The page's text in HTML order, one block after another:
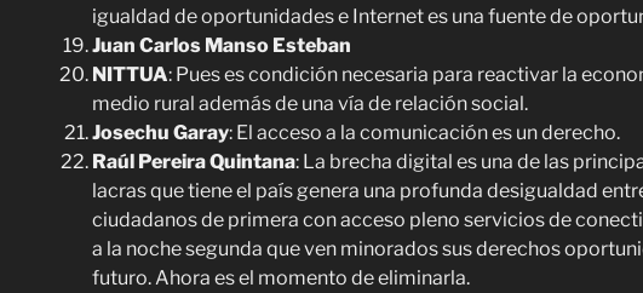
igualdad de oportunidades e Internet es una fuente de
Juan Carlos Manso Esteban
NITTUA: Pues es condición necesaria para reactivar la
medio rural además de una vía de relación social.
Josechu Garay: El acceso a la comunicación es un derecho.
Raúl Pereira Quintana: La brecha digital es una de las
lacras que tiene el país genera una profunda desigualdad
ciudadanos de primera con acceso pleno servicios de
a la noche segunda que ven minorados sus derechos
futuro. Ahora es el momento de eliminarla.